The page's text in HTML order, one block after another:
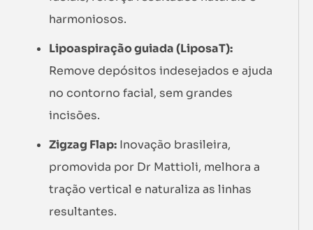
harmoniosos.
Lipoaspiração guiada (LiposaT):
Remove depósitos indesejados e ajuda
no contorno facial, sem grandes
incisões.
Zigzag Flap: Inovação brasileira,
promovida por Dr Mattioli, melhora a
tração vertical e naturaliza as linhas
resultantes.